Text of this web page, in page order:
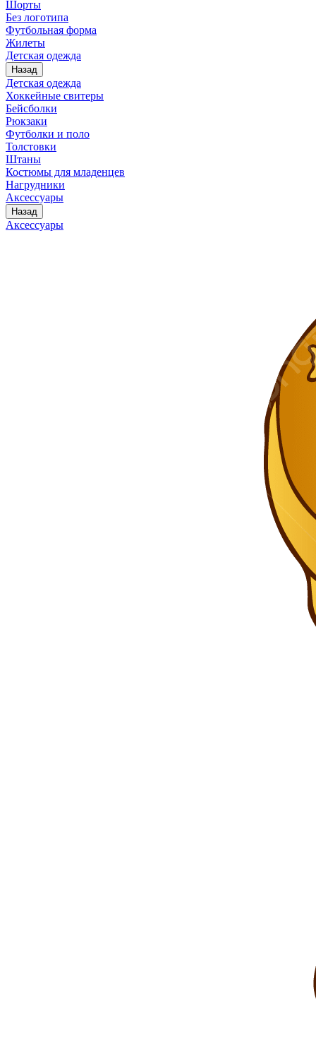
Шорты
Без логотипа
Футбольная форма
Жилеты
Детская одежда
Назад
Детская одежда
Хоккейные свитеры
Бейсболки
Рюкзаки
Футболки и поло
Толстовки
Штаны
Костюмы для младенцев
Нагрудники
Аксессуары
Назад
Аксессуары